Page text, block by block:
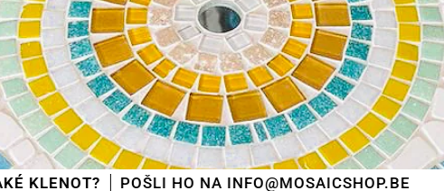
POŠLI HO NA INFO@MOSAICSHOP.BE